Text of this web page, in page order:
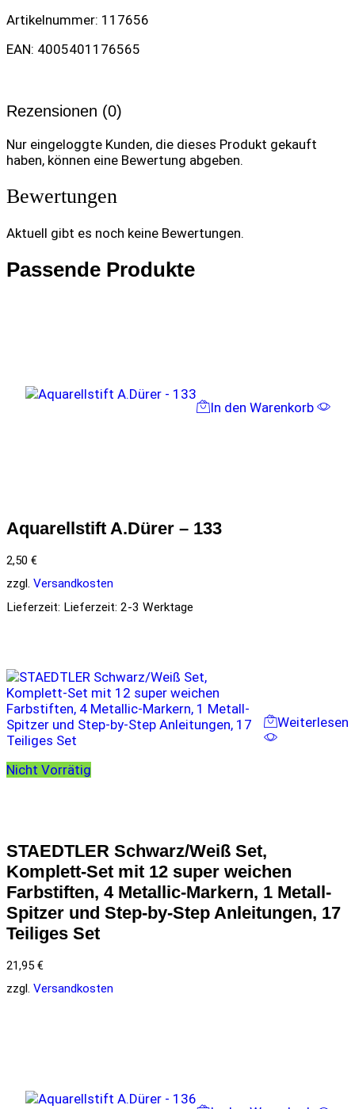
Artikelnummer: 117656
EAN: 4005401176565
Rezensionen (0)
Nur eingeloggte Kunden, die dieses Produkt gekauft
haben, können eine Bewertung abgeben.
Bewertungen
Aktuell gibt es noch keine Bewertungen.
Passende Produkte
In den Warenkorb
Aquarellstift A.Dürer – 133
2,50 €
zzgl. Versandkosten
Lieferzeit: Lieferzeit: 2-3 Werktage
Nicht Vorrätig
Weiterlesen
STAEDTLER Schwarz/Weiß Set,
Komplett-Set mit 12 super weichen
Farbstiften, 4 Metallic-Markern, 1 Metall-
Spitzer und Step-by-Step Anleitungen, 17
Teiliges Set
21,95 €
zzgl. Versandkosten